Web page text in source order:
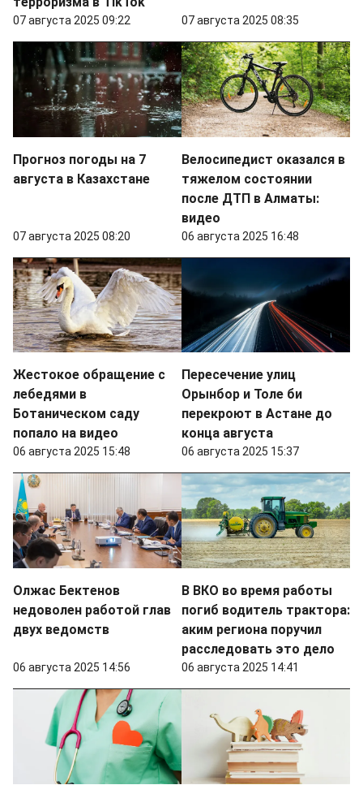
07 августа 2025 09:22 07 августа 2025 08:35
Прогноз погоды на 7
августа в Казахстане
07 августа 2025 08:20
Велосипедист оказался в
тяжелом состоянии
после ДТП в Алматы:
видео
06 августа 2025 16:48
Жестокое обращение с
лебедями в
Ботаническом саду
попало на видео
06 августа 2025 15:48
Пересечение улиц
Орынбор и Толе би
перекроют в Астане до
конца августа
06 августа 2025 15:37
Олжас Бектенов
недоволен работой глав
двух ведомств
06 августа 2025 14:56
В ВКО во время работы
погиб водитель трактора:
аким региона поручил
расследовать это дело
06 августа 2025 14:41